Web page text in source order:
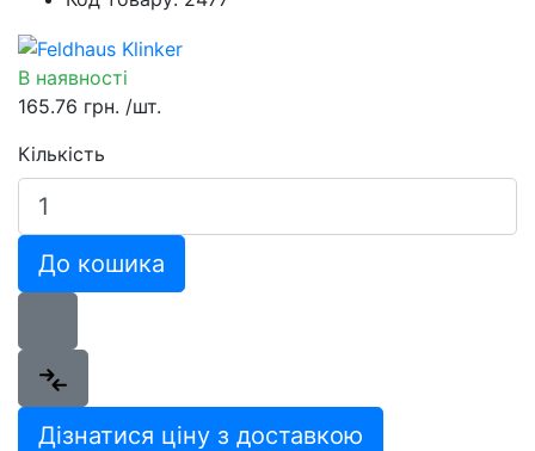
В наявності
165.76 грн. /шт.
Кількість
До кошика
Дізнатися ціну з доставкою